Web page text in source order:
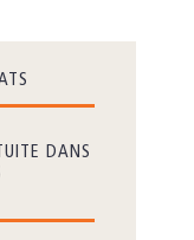
DANS